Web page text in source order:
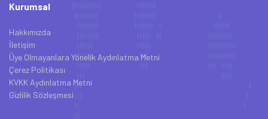
Kurumsal
Hakkımızda
İletişim
Üye Olmayanlara Yönelik Aydınlatma Metni
Çerez Politikası
KVKK Aydınlatma Metni
Gizlilik Sözleşmesi